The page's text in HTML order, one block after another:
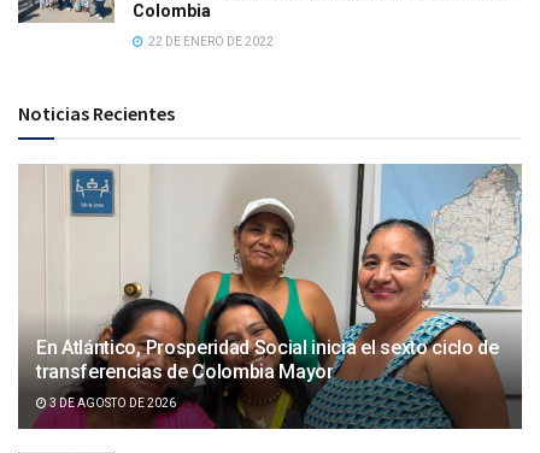
Colombia
22 DE ENERO DE 2022
Noticias Recientes
En Atlántico, Prosperidad Social inicia el sexto ciclo de
transferencias de Colombia Mayor
3 DE AGOSTO DE 2026